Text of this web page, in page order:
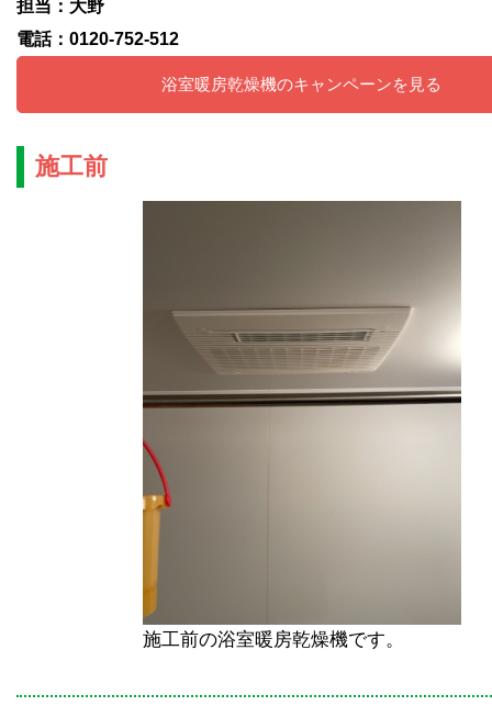
担当：大野
電話：0120-752-512
浴室暖房乾燥機のキャンペーンを見る
施工前
施工前の浴室暖房乾燥機です。